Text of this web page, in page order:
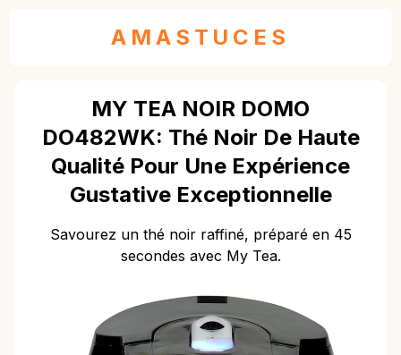
AMASTUCES
MY TEA NOIR DOMO
DO482WK: Thé Noir De Haute
Qualité Pour Une Expérience
Gustative Exceptionnelle
Savourez un thé noir raffiné, préparé en 45
secondes avec My Tea.